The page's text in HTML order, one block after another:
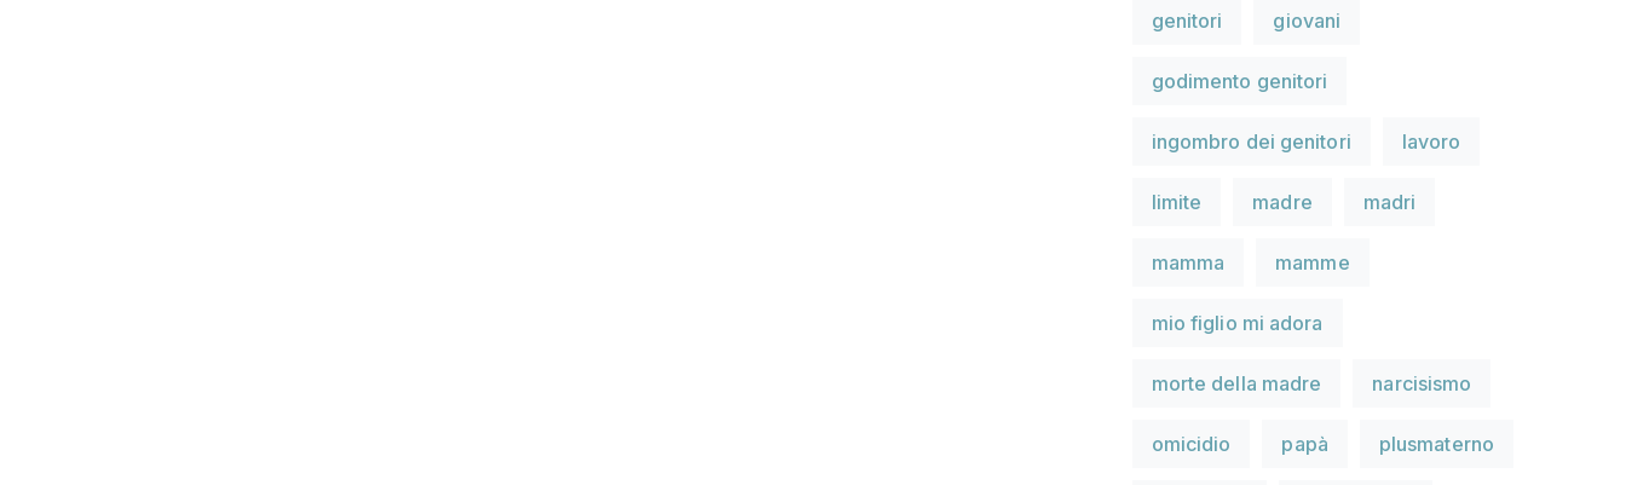
genitori giovani
godimento genitori
ingombro dei genitori lavoro
limite madre madri
mamma mamme
mio figlio mi adora
morte della madre narcisismo
omicidio papà plusmaterno